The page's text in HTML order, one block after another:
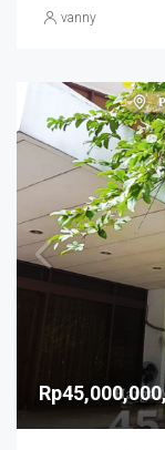
vanny